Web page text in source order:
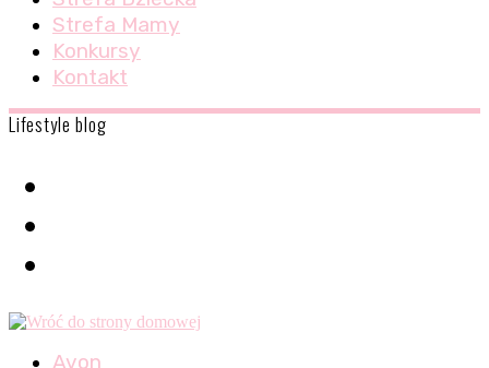
Strefa Mamy
Konkursy
Kontakt
Lifestyle blog
Avon